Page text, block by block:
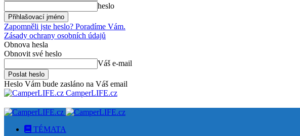
heslo
Zapomněli jste heslo? Poradíme Vám.
Zásady ochrany osobních údajů
Obnova hesla
Obnovit své heslo
Váš e-mail
Heslo Vám bude zasláno na Váš email
CamperLIFE.cz
TÉMATA